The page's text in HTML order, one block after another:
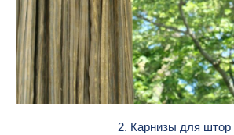
2. Карнизы для штор